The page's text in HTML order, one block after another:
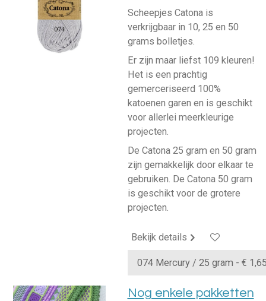
Scheepjes Catona is
verkrijgbaar in 10, 25 en 50
grams bolletjes.
Er zijn maar liefst 109 kleuren!
Het is een prachtig
gemerceriseerd 100%
katoenen garen en is geschikt
voor allerlei meerkleurige
projecten.
De Catona 25 gram en 50 gram
zijn gemakkelijk door elkaar te
gebruiken. De Catona 50 gram
is geschikt voor de grotere
projecten.
Bekijk details
Nog enkele pakketten